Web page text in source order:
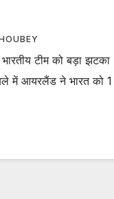
टीम को बड़ा झटका
में आयरलैंड ने भारत को 1